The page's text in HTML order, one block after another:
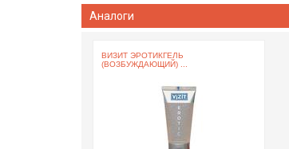
Аналоги
ВИЗИТ ЭРОТИКГЕЛЬ
(ВОЗБУЖДАЮЩИЙ) ...